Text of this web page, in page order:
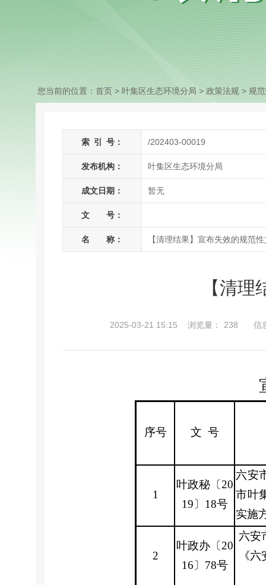
您当前的位置： 首页> 叶集区生态环境分局 > 政策法规 > 规
索 引 号： /202403-00019
发布机构： 叶集区生态环境分局
成文日期： 暂无
文 号：
名 称： 【清理结果】宣布失效的规范
【清
2025-03-21 15:15 浏览量： 238 信
序号 文 号
1
叶政秘〔 20
19〕18号
六安
市叶
实施
2
叶政办〔 20
16〕78号
六安
《